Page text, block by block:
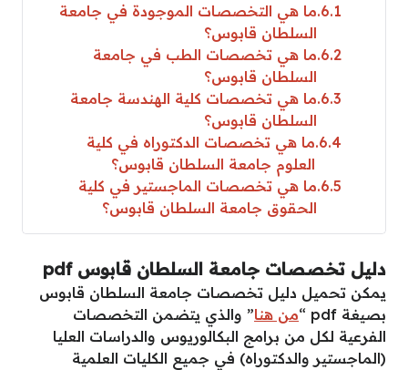
6.1 ما هي التخصصات الموجودة في جامعة
السلطان قابوس؟
6.2 ما هي تخصصات الطب في جامعة
السلطان قابوس؟
6.3 ما هي تخصصات كلية الهندسة جامعة
السلطان قابوس؟
6.4 ما هي تخصصات الدكتوراه في كلية
العلوم جامعة السلطان قابوس؟
6.5 ما هي تخصصات الماجستير في كلية
الحقوق جامعة السلطان قابوس؟
دليل تخصصات جامعة السلطان قابوس pdf
يمكن تحميل دليل تخصصات جامعة السلطان قابوس
بصيغة pdf “
من هنا” والذي يتضمن التخصصات
الفرعية لكل من برامج البكالوريوس والدراسات العليا
(الماجستير والدكتوراه) في جميع الكليات العلمية